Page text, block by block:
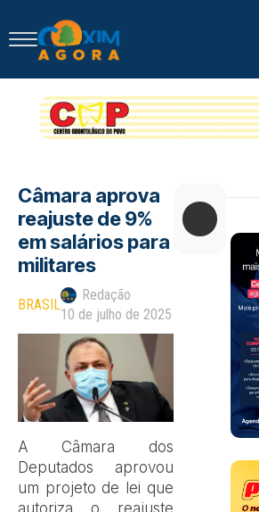
Câmara aprova
reajuste de 9%
em salários para
militares
BRASIL
Redação
10 de julho de 2025
A Câmara dos
Deputados aprovou
um projeto de lei que
autoriza o reajuste